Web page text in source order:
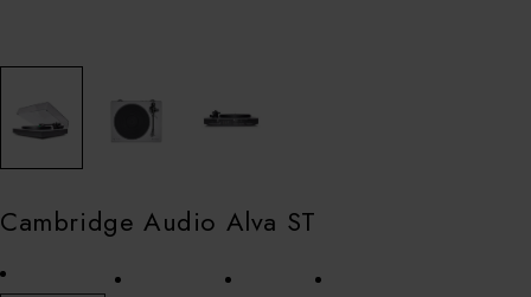
Cambridge Audio Alva ST